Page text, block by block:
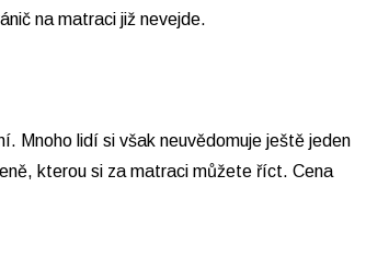
na matraci již nevejde.
Mnoho lidí si však neuvědomuje ještě jeden
kterou si za matraci můžete říct. Cena